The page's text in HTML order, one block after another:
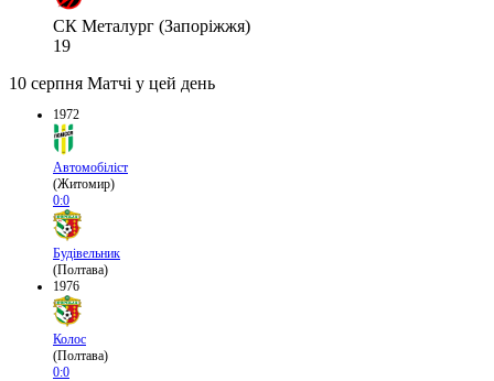
СК Металург (Запоріжжя)
19
10 серпня Матчі у цей день
1972
Автомобіліст
(Житомир)
0:0
Будівельник
(Полтава)
1976
Колос
(Полтава)
0:0